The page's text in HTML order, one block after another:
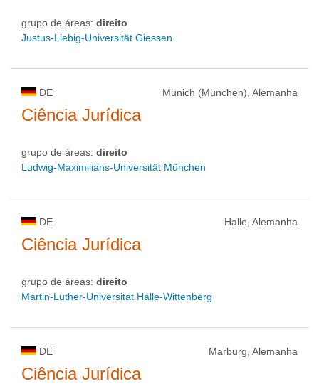
grupo de áreas: direito
Justus-Liebig-Universität Giessen
DE Munich (München), Alemanha
Ciência Jurídica
grupo de áreas: direito
Ludwig-Maximilians-Universität München
DE Halle, Alemanha
Ciência Jurídica
grupo de áreas: direito
Martin-Luther-Universität Halle-Wittenberg
DE Marburg, Alemanha
Ciência Jurídica